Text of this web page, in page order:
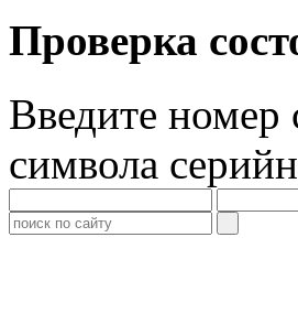
Проверка
Введите номер
символа